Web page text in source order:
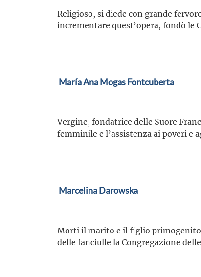
Religioso, si diede con grande
incrementare quest’opera, fondò le
María Ana Mogas Fontcuberta
Vergine, fondatrice delle Suore
femminile e l’assistenza ai poveri e
Marcelina Darowska
Morti il marito e il figlio primogenito,
delle fanciulle la Congregazione